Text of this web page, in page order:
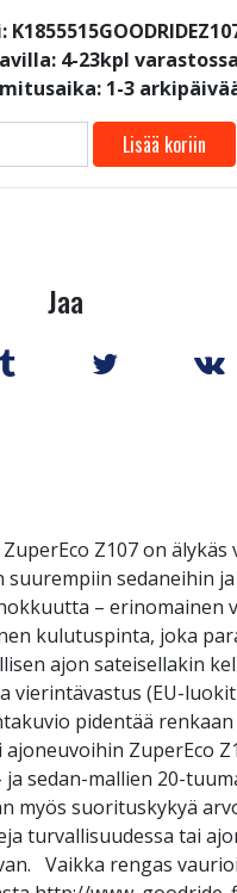
4-23kpl varastossa
1-3
Lisää koriin
Jaa
Z107 on älykäs
sedaneihin ja
– erinomainen
kulutuspinta, joka
ajon sateisellakin
(EU-
pidentää
ZuperEco
sedan-mallien 20-
myös suorituskykyä
turvallisuudessa tai
Vaikka rengas